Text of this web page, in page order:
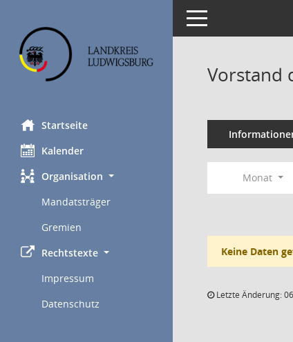
Startseite
Kalender
Organisation
Mandatsträger
Gremien
Rechtstexte
Impressum
Datenschutz
Toggle navigation
Vorstand
Monat
Keine Daten
Letzte Änderung: